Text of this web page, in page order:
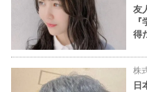
友
得
株
日